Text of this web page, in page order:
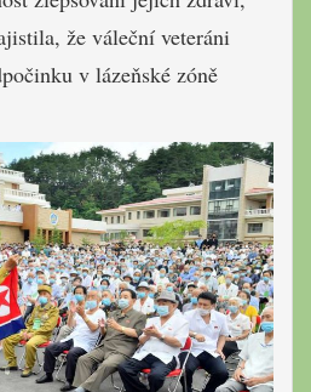
že váleční veteráni
v lázeňské zóně